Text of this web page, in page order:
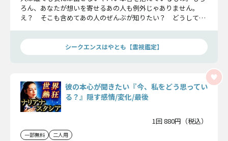
ろん、あなたが想いを寄せるあの人も例外じゃありません。
え？ そこも含めてあの人のぜんぶが知りたい？ どうしても
っても知りませんよ。
シークエンスはやとも【霊視鑑定】
彼の本心が聞きたい『今、私をどう思ってい
る？』隠す感情/変化/最後
1回 880円（税込）
一部無料 二人用